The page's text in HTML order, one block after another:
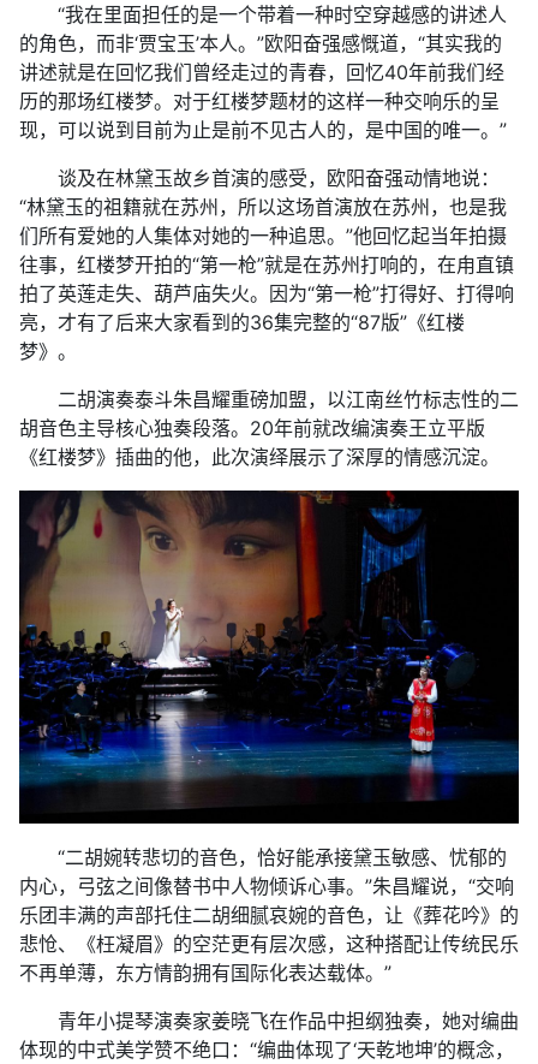
“我在里面担任的是一个带着一种时空穿越感的讲述人
的角色，而非‘贾宝玉’本人。”欧阳奋强感慨道，“其实我的
讲述就是在回忆我们曾经走过的青春，回忆40年前我们经
历的那场红楼梦。对于红楼梦题材的这样一种交响乐的呈
现，可以说到目前为止是前不见古人的，是中国的唯一。”
谈及在林黛玉故乡首演的感受，欧阳奋强动情地说：
“林黛玉的祖籍就在苏州，所以这场首演放在苏州，也是我
们所有爱她的人集体对她的一种追思。”他回忆起当年拍摄
往事，红楼梦开拍的“第一枪”就是在苏州打响的，在甪直镇
拍了英莲走失、葫芦庙失火。因为“第一枪”打得好、打得响
亮，才有了后来大家看到的36集完整的“87版”《红楼
梦》。
二胡演奏泰斗朱昌耀重磅加盟，以江南丝竹标志性的二
胡音色主导核心独奏段落。20年前就改编演奏王立平版
《红楼梦》插曲的他，此次演绎展示了深厚的情感沉淀。
“二胡婉转悲切的音色，恰好能承接黛玉敏感、忧郁的
内心，弓弦之间像替书中人物倾诉心事。”朱昌耀说，“交响
乐团丰满的声部托住二胡细腻哀婉的音色，让《葬花吟》的
悲怆、《枉凝眉》的空茫更有层次感，这种搭配让传统民乐
不再单薄，东方情韵拥有国际化表达载体。”
青年小提琴演奏家姜晓飞在作品中担纲独奏，她对编曲
体现的中式美学赞不绝口：“编曲体现了‘天乾地坤’的概念，